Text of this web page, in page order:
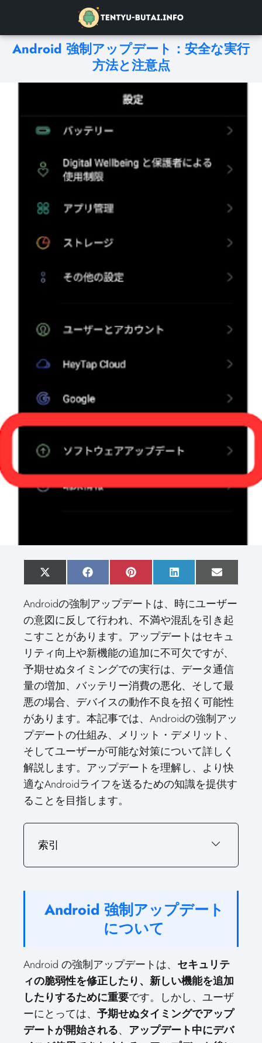
Android 強制アップデート：安全な実行
方法と注意点
S
h
r
e
o
n
X
(
w
i
t
t
e
r
)
S
h
r
e
o
n
F
a
e
b
o
o
k
S
h
r
e
o
n
P
i
t
e
e
t
S
h
r
e
o
n
L
i
k
e
d
I
S
h
r
e
o
n
E
m
i
Androidの強制アップデートは、時にユーザー
の意図に反して行われ、不満や混乱を引き起
こすことがあります。アップデートはセキュ
リティ向上や新機能の追加に不可欠ですが、
予期せぬタイミングでの実行は、データ通信
量の増加、バッテリー消費の悪化、そして最
悪の場合、デバイスの動作不良を招く可能性
があります。本記事では、Androidの強制アッ
プデートの仕組み、メリット・デメリット、
そしてユーザーが可能な対策について詳しく
解説します。アップデートを理解し、より快
適なAndroidライフを送るための知識を提供す
ることを目指します。
索引
Android 強制アップデート
について
Android の強制アップデートは、 セキュリテ
ィの脆弱性を修正したり、新しい機能を追加
したりするために重要です。しかし、ユーザ
ーにとっては、 予期せぬタイミングでアップ
デートが開始される、 アップデート中にデバ